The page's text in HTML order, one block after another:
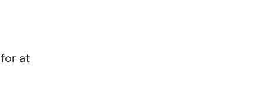
for at